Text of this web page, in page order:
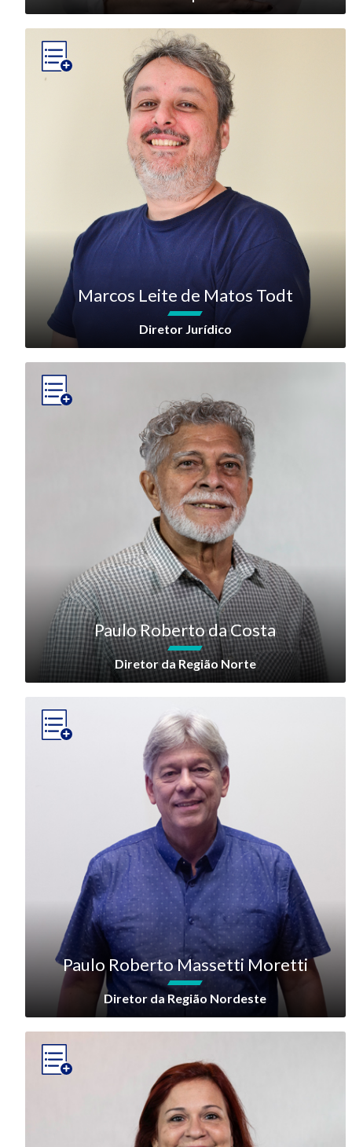
Marcos Leite de Matos Todt
Diretor Jurídico
Paulo Roberto da Costa
Diretor da Região Norte
Paulo Roberto Massetti Moretti
Diretor da Região Nordeste